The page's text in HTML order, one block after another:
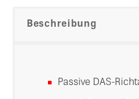
Beschreibung
Passive DAS-